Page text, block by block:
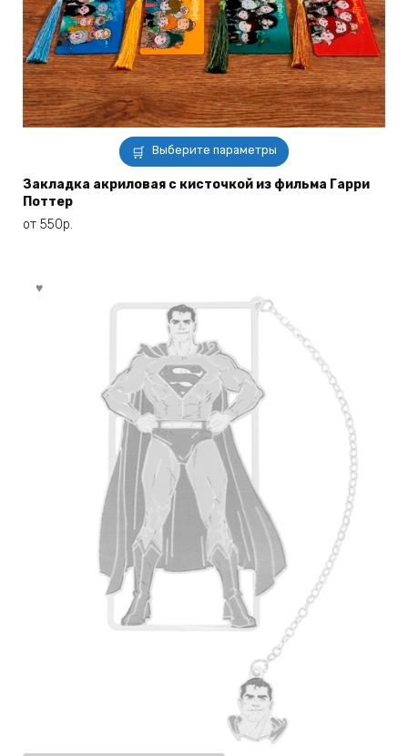
Выберите параметры
Этот
товар
имеет
Закладка акриловая с кисточкой из фильма Гарри
Поттер
от 550р.